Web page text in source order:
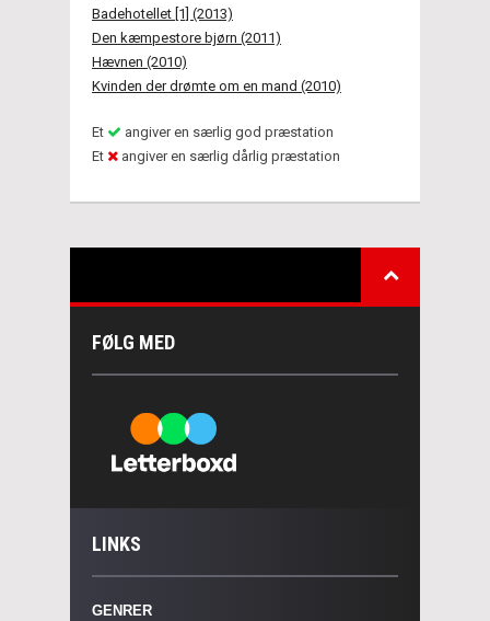
Badehotellet [1] (2013)
Den kæmpestore bjørn (2011)
Hævnen (2010)
Kvinden der drømte om en mand (2010)
Et
angiver en særlig god præstation
Et
angiver en særlig dårlig præstation
FØLG MED
LINKS
GENRER